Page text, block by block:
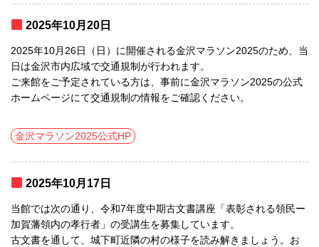
2025年10月20日
2025年10月26日（日）に開催される金沢マラソン2025のため、当
日は金沢市内広域で交通規制が行われます。
ご来館をご予定されている方は、事前に金沢マラソン2025の公式
ホームページにて交通規制の情報をご確認ください。
金沢マラソン2025公式HP
2025年10月17日
当館では次の通り、令和7年度中期古文書講座「表彰される領民ー
加賀藩領内の孝行者」の受講生を募集しています。
古文書を通して、城下町近隣の村の様子を読み解きましょう。お